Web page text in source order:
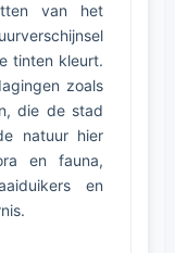
van het
tinten kleurt.
zoals
die de stad
natuur hier
en fauna,
en